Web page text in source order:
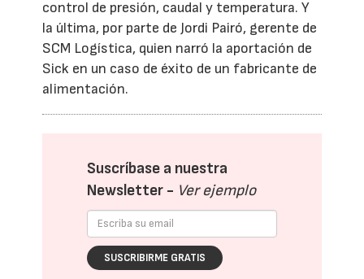
control de presión, caudal y temperatura. Y
la última, por parte de Jordi Pairó, gerente de
SCM Logística, quien narró la aportación de
Sick en un caso de éxito de un fabricante de
alimentación.
Suscríbase a nuestra
Newsletter - Ver ejemplo
SUSCRIBIRME GRATIS